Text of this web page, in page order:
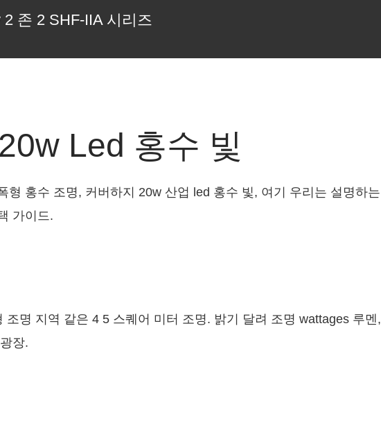
존 2 SHF-IIA 시리즈
Led 홍수 빛
형 홍수 조명, 커버하지 20w 산업 led 홍수 빛, 여기 우리는 설명하는
가이드.
조명 지역 같은 4 5 스퀘어 미터 조명. 밝기 달려 조명 wattages 루멘,
장.